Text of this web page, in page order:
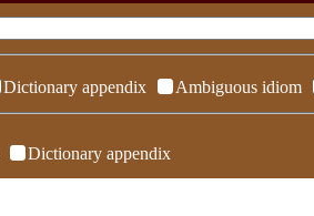
Dictionary appendix Ambiguous idiom
Dictionary appendix